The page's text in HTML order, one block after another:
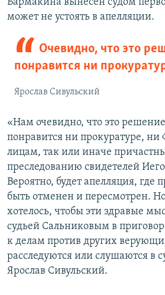
может не устоять в апелляции.
Очевидно, что это
понравится ни
Ярослав Сивульский
«Нам очевидно, что это
понравится ни прокуратуре,
лицам, так или иначе
преследованию свидетелей
Вероятно, будет апелляция, где
быть отменен и пересмотрен.
хотелось, чтобы эти здравые
судьей Сальниковым в
к делам против других
расследуются или слушаются в
Ярослав Сивульский.